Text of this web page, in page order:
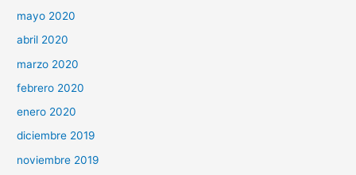
mayo 2020
abril 2020
marzo 2020
febrero 2020
enero 2020
diciembre 2019
noviembre 2019